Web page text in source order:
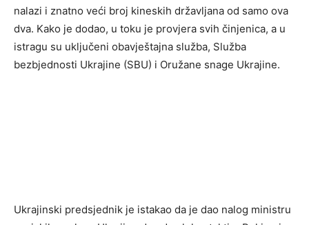
nalazi i znatno veći broj kineskih državljana od samo ova
dva. Kako je dodao, u toku je provjera svih činjenica, a u
istragu su uključeni obavještajna služba, Služba
bezbjednosti Ukrajine (SBU) i Oružane snage Ukrajine.
Ukrajinski predsjednik je istakao da je dao nalog ministru